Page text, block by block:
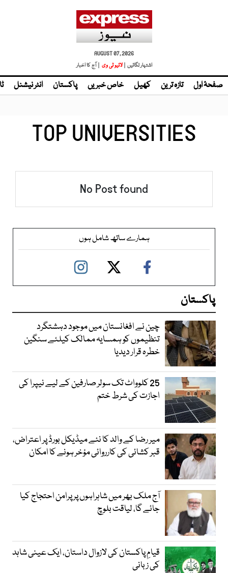
AUGUST 07, 2026
اشتہار لگائیں | لائیو ٹی وی | آج کا اخبار
صفحۂ اول تازہ ترین کھیل خاص خبریں پاکستان انٹر نیشنل
TOP UNIVERSITIES
No Post found
ہمارے ساتھ شامل ہوں
پاکستان
چین نے افغانستان میں موجود دہشتگرد
تنظیموں کو ہمسایہ ممالک کیلئے سنگین
خطرہ قرار دیدیا
25 کلوواٹ تک سولر صارفین کے لیے نیپرا کی
اجازت کی شرط ختم
میر رضا کے والد کا نئے میڈیکل بورڈ پر اعتراض،
قبر کشائی کی کارروائی مؤخر ہونے کا امکان
آج ملک بھر میں شاہراہوں پر پرامن احتجاج کیا
جائے گا، لیاقت بلوچ
قیامِ پاکستان کی لازوال داستان، ایک عینی شاہد
کی زبانی